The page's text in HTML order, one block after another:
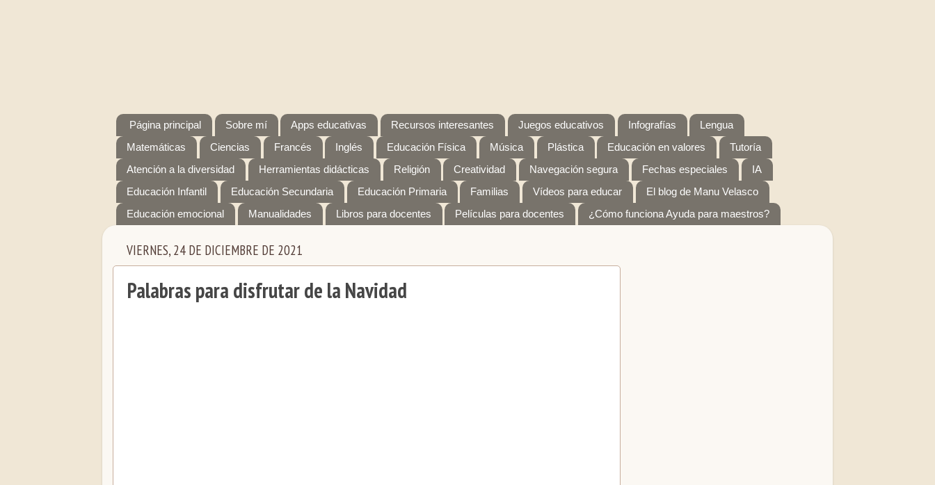
Página principal Sobre mí Apps educativas Recursos interesantes Juegos educativos Infografías
Lengua
Matemáticas
Ciencias Francés Inglés Educación Física Música Plástica Educación en valores
Tutoría
Atención a la diversidad
Herramientas didácticas Religión Creatividad Navegación segura Fechas especiales
IA
Educación Infantil
Educación Secundaria Educación Primaria Familias Vídeos para educar
El blog de Manu Velasco
Educación emocional
Manualidades Libros para docentes Películas para docentes ¿Cómo funciona Ayuda para maestros?
VIERNES, 24 DE DICIEMBRE DE 2021
Palabras para disfrutar de la Navidad